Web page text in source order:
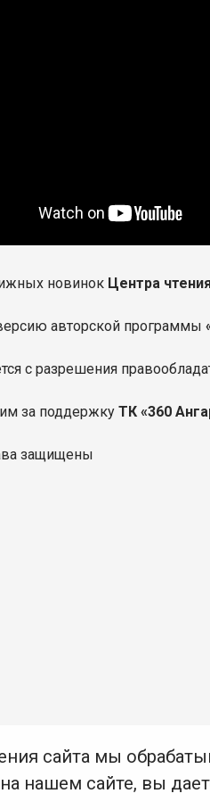
новинок Центра
авторской программы
с разрешения
за поддержкуТК «360
защищены
сайта мы
нашем сайте, вы